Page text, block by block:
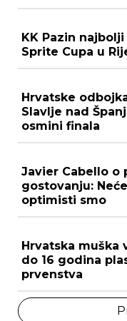
KK Pazin
Sprite Cupa u
Hrvatske
Slavlje nad
osmini finala
Javier Cabello o
gostovanju:
optimisti smo
Hrvatska muška
do 16 godina
prvenstva